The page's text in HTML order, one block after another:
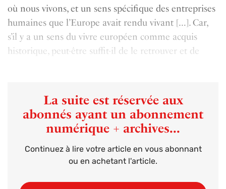
où nous vivons, et un sens spécifique des entreprises
humaines que l’Europe avait rendu vivant […]. Car,
s’il y a un sens du vivre européen comme acquis
historique, peut-être suffit-il de le retrouver et de
La suite est réservée aux
abonnés ayant un abonnement
numérique + archives...
Continuez à lire votre article en vous abonnant
ou en achetant l'article.